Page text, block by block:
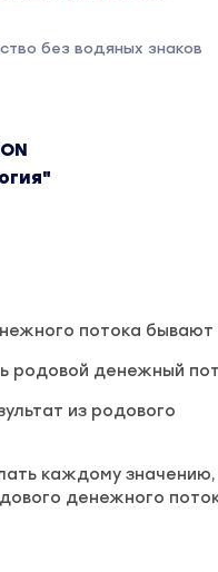
без водяных знаков
потока бывают
родовой денежный
из родового
каждому значению,
денежного